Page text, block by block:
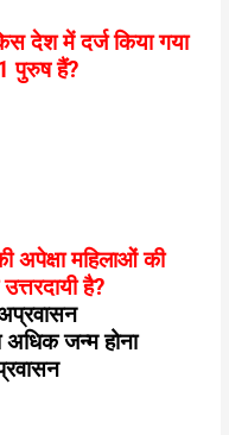
देश में दर्ज किया गया
पुरुष हैं?
अपेक्षा महिलाओं की
है?
जन्म होना